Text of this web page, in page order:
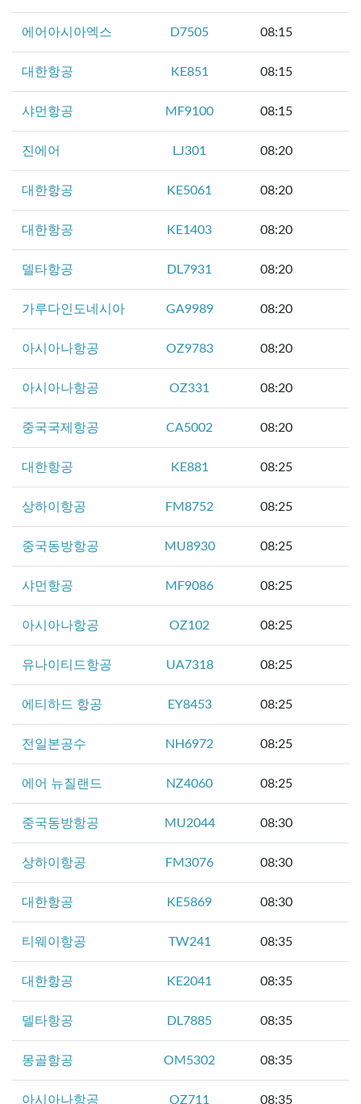
에어아시아엑스 D7505 08:15
대한항공 KE851 08:15
샤먼항공 MF9100 08:15
진에어 LJ301 08:20
대한항공 KE5061 08:20
대한항공 KE1403 08:20
델타항공 DL7931 08:20
가루다인도네시아 GA9989 08:20
아시아나항공 OZ9783 08:20
아시아나항공 OZ331 08:20
중국국제항공 CA5002 08:20
대한항공 KE881 08:25
상하이항공 FM8752 08:25
중국동방항공 MU8930 08:25
샤먼항공 MF9086 08:25
아시아나항공 OZ102 08:25
유나이티드항공 UA7318 08:25
에티하드 항공 EY8453 08:25
전일본공수 NH6972 08:25
에어 뉴질랜드 NZ4060 08:25
중국동방항공 MU2044 08:30
상하이항공 FM3076 08:30
대한항공 KE5869 08:30
티웨이항공 TW241 08:35
대한항공 KE2041 08:35
델타항공 DL7885 08:35
몽골항공 OM5302 08:35
아시아나항공 OZ711 08:35